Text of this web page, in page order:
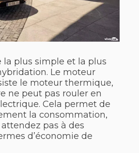
la plus simple et la plus
Le moteur
le moteur thermique,
ne peut pas rouler en
Cela permet de
la consommation,
pas à des
d’économie de